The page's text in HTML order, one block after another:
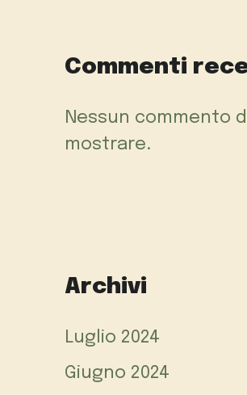
Commenti
Nessun commento
mostrare.
Archivi
Luglio 2024
Giugno 2024